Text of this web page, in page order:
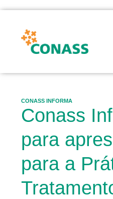
CONASS INFORMA
Conass
para
para a